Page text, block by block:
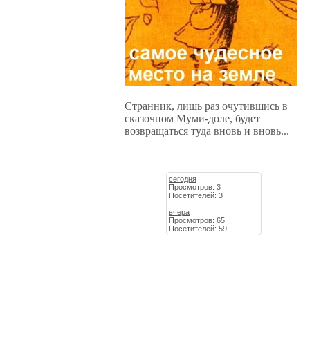
Странник, лишь раз очутившись в
сказочном Муми-доле, будет
возвращаться туда вновь и вновь...
сегодня
Просмотров: 3
Посетителей: 3
вчера
Просмотров: 65
Посетителей: 59